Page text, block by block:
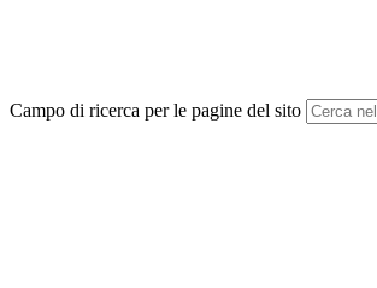
Campo di ricerca per le pagine del sito